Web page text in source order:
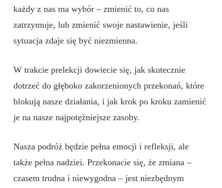
każdy z nas ma wybór – zmienić to, co nas
zatrzymuje, lub zmienić swoje nastawienie, jeśli
sytuacja zdaje się być niezmienna.
W trakcie prelekcji dowiecie się, jak skutecznie
dotrzeć do głęboko zakorzenionych przekonań, które
blokują nasze działania, i jak krok po kroku zamienić
je na nasze najpotężniejsze zasoby.
Nasza podróż będzie pełna emocji i refleksji, ale
także pełna nadziei. Przekonacie się, że zmiana –
czasem trudna i niewygodna – jest niezbędnym